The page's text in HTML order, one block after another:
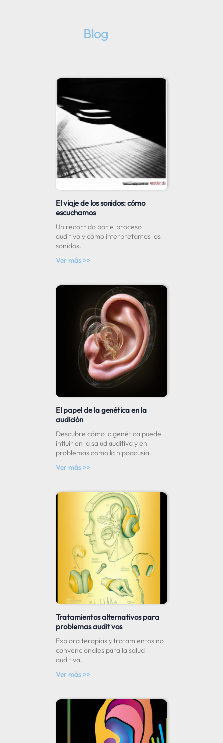
Blog
El viaje de los sonidos: cómo
escuchamos
Un recorrido por el proceso
auditivo y cómo interpretamos los
sonidos.
Ver más >>
El papel de la genética en la
audición
Descubre cómo la genética puede
influir en la salud auditiva y en
problemas como la hipoacusia.
Ver más >>
Tratamientos alternativos para
problemas auditivos
Explora terapias y tratamientos no
convencionales para la salud
auditiva.
Ver más >>